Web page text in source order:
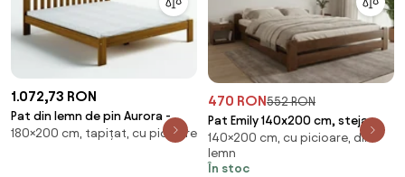
1.072,73 RON
Pat din lemn de pin Aurora -
Culoarea Stejar: Stejar 180x200
180×200 cm, tapițat, cu picioare
470 RON552 RON
Pat Emily 140x200 cm, stejar
Saltele: Fara saltea, Somiera
pat: Fara somiera
140×200 cm, cu picioare, din
lemn
În stoc